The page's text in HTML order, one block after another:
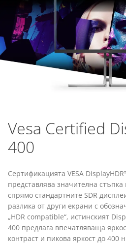
Vesa Certified
400
Сертификацията VESA
представлява значителна
спрямо стандартните SDR
разлика от други екрани с
„HDR compatible“, истинският
400 предлага впечатляваща
контраст и пикова яркост до 400